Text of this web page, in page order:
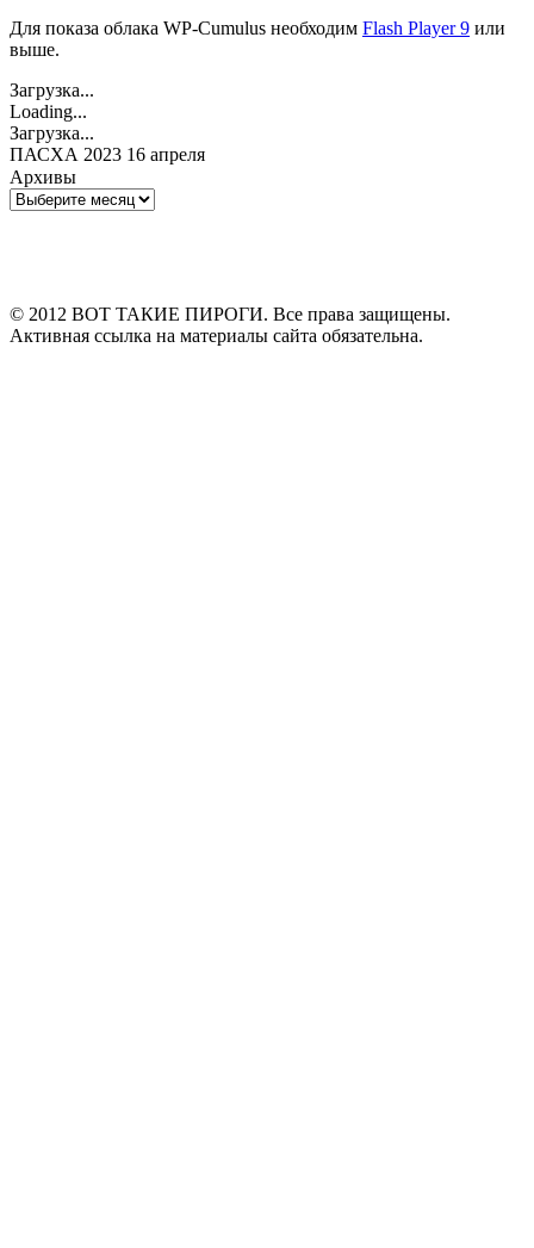
Для показа облака WP-Cumulus необходим Flash Player 9 или
выше.
Загрузка...
Loading...
Загрузка...
ПАСХА 2023 16 апреля
Архивы
Архивы
© 2012 ВОТ ТАКИЕ ПИРОГИ. Все права защищены.
Активная ссылка на материалы сайта обязательна.